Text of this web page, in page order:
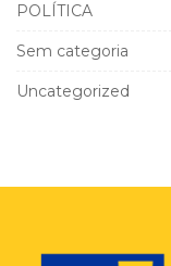
POLÍTICA
Sem categoria
Uncategorized